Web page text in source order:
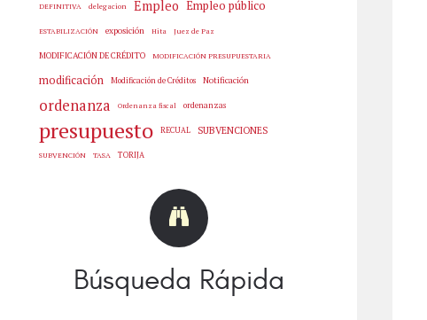
DEFINITIVA delegacion Empleo Empleo público
ESTABILIZACIÓN exposición Hita Juez de Paz
MODIFICACIÓN DE CRÉDITO MODIFICACIÓN PRESUPUESTARIA
modificación Modificación de Créditos Notificación
ordenanza Ordenanza fiscal ordenanzas
presupuesto RECUAL SUBVENCIONES
SUBVENCIÓN TASA TORIJA
Búsqueda Rápida